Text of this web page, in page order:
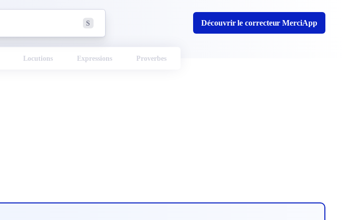
S Découvrir le correcteur MerciApp
Locutions Expressions Proverbes